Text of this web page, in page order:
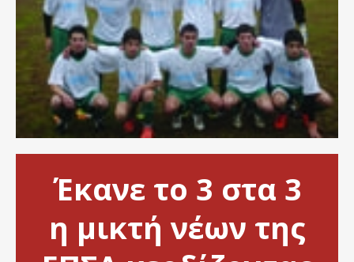
Έκανε το 3 στα 3
η μικτή νέων της